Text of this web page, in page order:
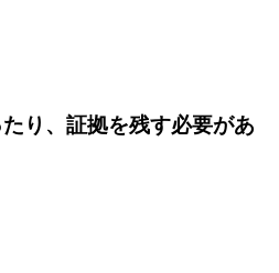
り、証拠を残す必要があ